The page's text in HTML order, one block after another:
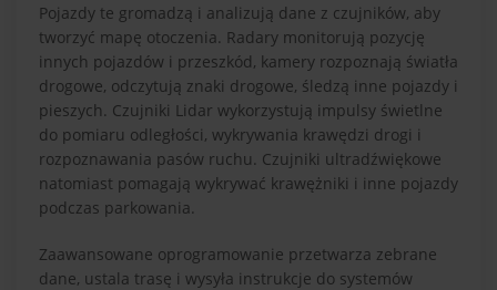
Pojazdy te gromadzą i analizują dane z czujników, aby
tworzyć mapę otoczenia. Radary monitorują pozycję
innych pojazdów i przeszkód, kamery rozpoznają światła
drogowe, odczytują znaki drogowe, śledzą inne pojazdy i
pieszych. Czujniki Lidar wykorzystują impulsy świetlne
do pomiaru odległości, wykrywania krawędzi drogi i
rozpoznawania pasów ruchu. Czujniki ultradźwiękowe
natomiast pomagają wykrywać krawężniki i inne pojazdy
podczas parkowania.
Zaawansowane oprogramowanie przetwarza zebrane
dane, ustala trasę i wysyła instrukcje do systemów